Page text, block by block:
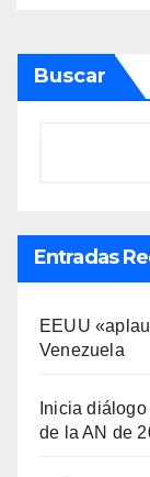
Buscar
Entradas
EEUU
Venezuela
Inicia
de la AN de